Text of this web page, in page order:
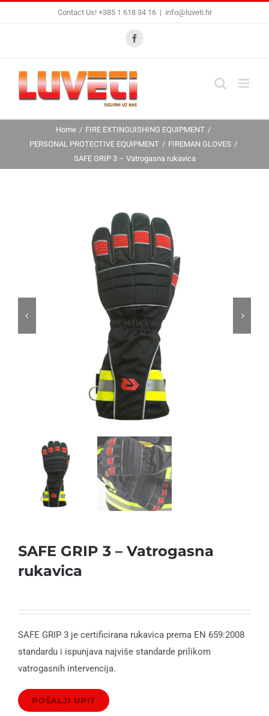
Contact Us! +385 1 618 34 16 | info@luveti.hr
Facebook
Home
FIRE EXTINGUISHING EQUIPMENT
PERSONAL PROTECTIVE EQUIPMENT
FIREMAN GLOVES
SAFE GRIP 3 – Vatrogasna rukavica
SAFE GRIP 3 – Vatrogasna
rukavica
SAFE GRIP 3 je certificirana rukavica prema EN 659:2008
standardu i ispunjava najviše standarde prilikom
vatrogasnih intervencija.